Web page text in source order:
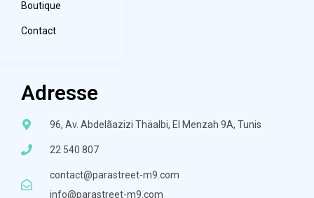
Boutique
Contact
Adresse
96, Av. Abdelãazizi Thäalbi, El Menzah 9A, Tunis
22 540 807
contact@parastreet-m9.com
info@parastreet-m9.com